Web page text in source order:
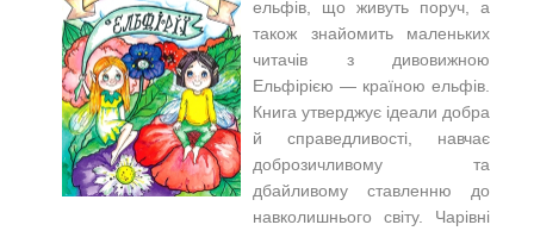
ельфів, що живуть поруч, а
також знайомить маленьких
читачів з дивовижною
Ельфірією — країною ельфів.
Книга утверджує ідеали добра
й справедливості, навчає
доброзичливому та
дбайливому ставленню до
навколишнього світу. Чарівні